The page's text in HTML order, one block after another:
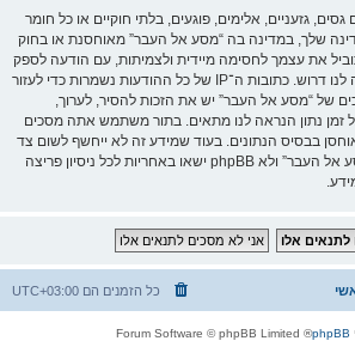
גזעניים, אלימים, פוגעים, בלתי חוקיים או כל חומר
שלך, במדינה בה “מסע אל העבר” מאוחסנת או בחוק
את עצמך לחסימה מיידית ולצמיתות, עם הודעה לספק
שירות האינטרנט אם זה יראה לנו דרוש. כתובות ה־IP של כל ההודעות נשמרות כדי לעזור
של “מסע אל העבר” יש את הזכות להסיר, לערוך,
זמן נתון הנראה לנו מתאים. בתור משתמש אתה מסכים
בבסיס הנתונים. בעוד שמידע זה לא ייחשף לשום צד
שלישי ללא הסכמתך, לא “מסע אל העבר” ולא phpBB ישאו באחריות לכל ניסיון פריצה
כל הזמנים הם UTC+03:00
phpBB
® Forum Software © phpBB Limited